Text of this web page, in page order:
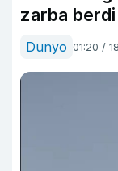
zarba
Dunyo 01:20 /